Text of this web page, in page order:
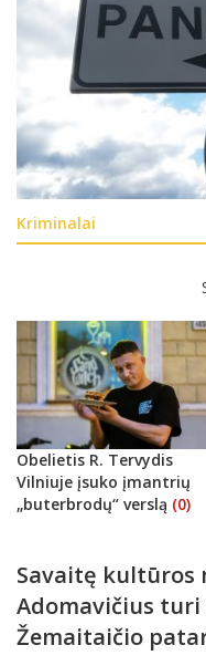
Kriminalai
Obelietis R. Tervydis
Vilniuje įsuko įmantrių
„buterbrodų“ verslą (0)
Savaitę kultūros
Adomavičius
Žemaitaičio